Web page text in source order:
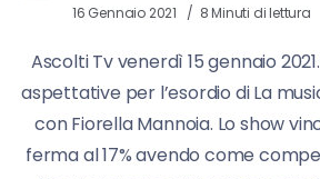
16 Gennaio 2021 8 Minuti di lettura
Ascolti Tv venerdì 15 gennaio
aspettative per l’esordio di La
con Fiorella Mannoia. Lo show
ferma al 17% avendo come